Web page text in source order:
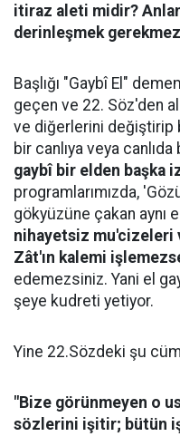
itiraz aleti midir?
derinleşmek
Başlığı "Gaybî El"
geçen ve 22. Söz'den
ve diğerlerini değiştirip
bir canlıya veya
gaybî bir elden başka
programlarımızda,
gökyüzüne çakan aynı
nihayetsiz mu'cizeleri
Zât'ın kalemi
edemezsiniz. Yani el
şeye kudreti yetiyor.
Yine 22.Sözdeki şu
"Bize görünmeyen o
sözlerini işitir; bütün